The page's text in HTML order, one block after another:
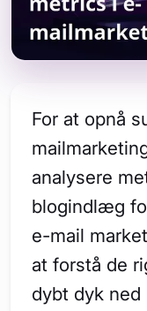
For at opnå
analysere
blogindlæg
e-mail
at forstå de
dybt dyk ned